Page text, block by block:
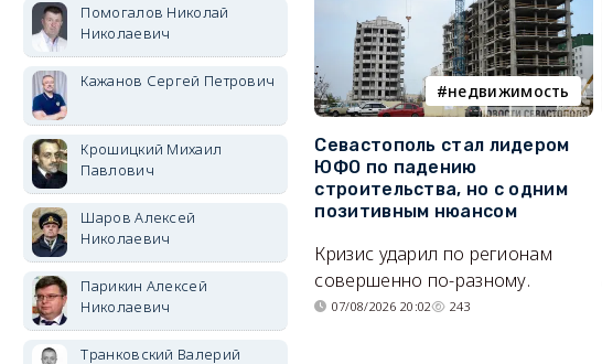
недвижимость
Севастополь стал лидером
ЮФО по падению
строительства, но с одним
позитивным нюансом
Кризис ударил по регионам
совершенно по-разному.
07/08/2026 20:02 243
Помогалов Николай
Николаевич
Кажанов Сергей Петрович
Крошицкий Михаил
Павлович
Шаров Алексей
Николаевич
Парикин Алексей
Николаевич
Транковский Валерий